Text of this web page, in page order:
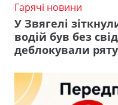
Гарячі новини
У Звягелі
водій був без
деблокували